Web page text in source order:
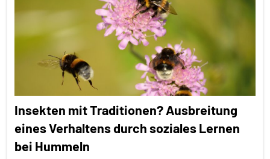
Themen
Tiergruppen
Artikel
Fische
Forschung
Insekten mit Traditionen? Ausbreitung
eines Verhaltens durch soziales Lernen
bei Hummeln